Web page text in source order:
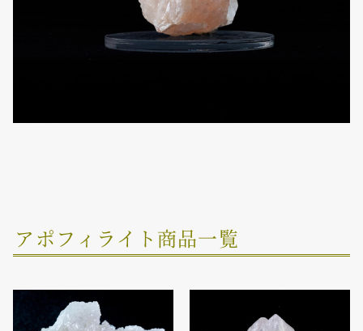
アポフィライト商品一覧